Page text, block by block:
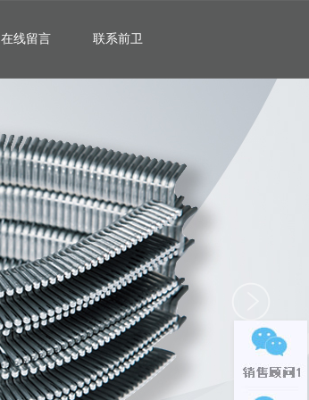
在线留言 联系前卫